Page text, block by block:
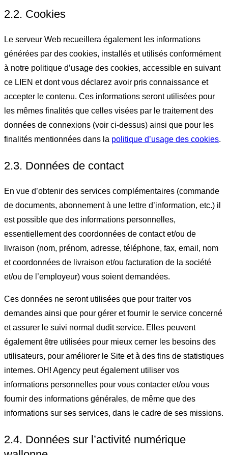
2.2. Cookies
Le serveur Web recueillera également les informations
générées par des cookies, installés et utilisés conformément
à notre politique d’usage des cookies, accessible en suivant
ce LIEN et dont vous déclarez avoir pris connaissance et
accepter le contenu. Ces informations seront utilisées pour
les mêmes finalités que celles visées par le traitement des
données de connexions (voir ci-dessus) ainsi que pour les
finalités mentionnées dans la politique d’usage des cookies.
2.3. Données de contact
En vue d’obtenir des services complémentaires (commande
de documents, abonnement à une lettre d’information, etc.) il
est possible que des informations personnelles,
essentiellement des coordonnées de contact et/ou de
livraison (nom, prénom, adresse, téléphone, fax, email, nom
et coordonnées de livraison et/ou facturation de la société
et/ou de l’employeur) vous soient demandées.
Ces données ne seront utilisées que pour traiter vos
demandes ainsi que pour gérer et fournir le service concerné
et assurer le suivi normal dudit service. Elles peuvent
également être utilisées pour mieux cerner les besoins des
utilisateurs, pour améliorer le Site et à des fins de statistiques
internes. OH! Agency peut également utiliser vos
informations personnelles pour vous contacter et/ou vous
fournir des informations générales, de même que des
informations sur ses services, dans le cadre de ses missions.
2.4. Données sur l’activité numérique